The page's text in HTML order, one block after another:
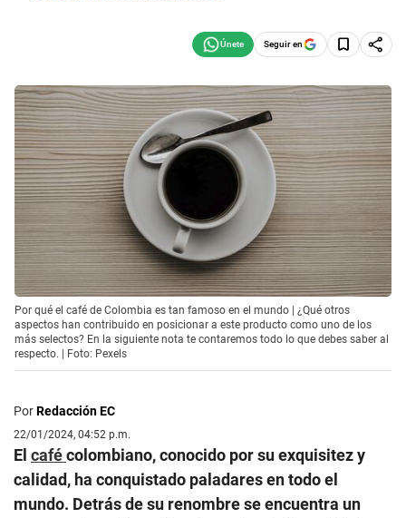
Seguir en
Por qué el café de Colombia es tan famoso en el mundo | ¿Qué otros
aspectos han contribuido en posicionar a este producto como uno de los
más selectos? En la siguiente nota te contaremos todo lo que debes saber al
respecto. | Foto: Pexels
PorRedacción EC
22/01/2024, 04:52 p.m.
El cafécolombiano, conocido por su exquisitez y
calidad, ha conquistado paladares en todo el
mundo. Detrás de su renombre se encuentra un